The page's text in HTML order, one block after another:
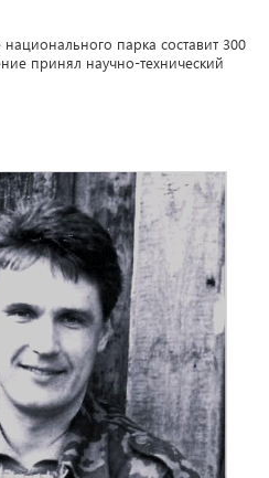
парка составит 300
принял научно-технический